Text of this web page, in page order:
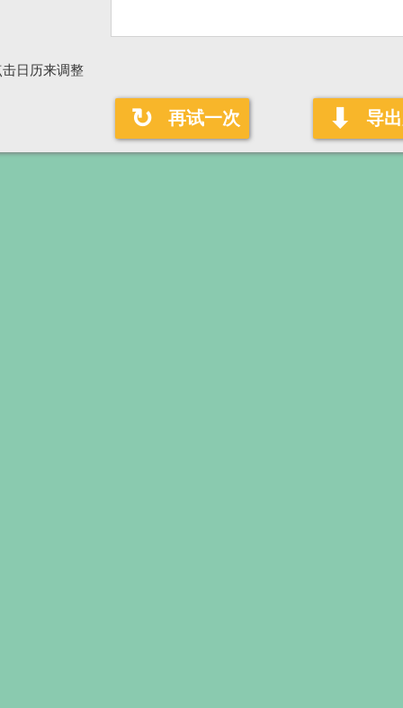
日历来调整
↻ 再试一次 ⬇ 导